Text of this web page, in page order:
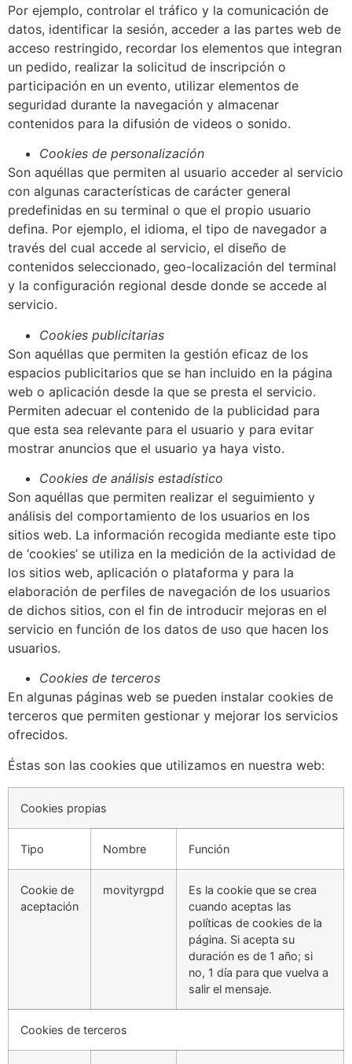
Por ejemplo, controlar el tráfico y la comunicación de
datos, identificar la sesión, acceder a las partes web de
acceso restringido, recordar los elementos que integran
un pedido, realizar la solicitud de inscripción o
participación en un evento, utilizar elementos de
seguridad durante la navegación y almacenar
contenidos para la difusión de videos o sonido.
Cookies de personalización
Son aquéllas que permiten al usuario acceder al servicio
con algunas características de carácter general
predefinidas en su terminal o que el propio usuario
defina. Por ejemplo, el idioma, el tipo de navegador a
través del cual accede al servicio, el diseño de
contenidos seleccionado, geo-localización del terminal
y la configuración regional desde donde se accede al
servicio.
Cookies publicitarias
Son aquéllas que permiten la gestión eficaz de los
espacios publicitarios que se han incluido en la página
web o aplicación desde la que se presta el servicio.
Permiten adecuar el contenido de la publicidad para
que esta sea relevante para el usuario y para evitar
mostrar anuncios que el usuario ya haya visto.
Cookies de análisis estadístico
Son aquéllas que permiten realizar el seguimiento y
análisis del comportamiento de los usuarios en los
sitios web. La información recogida mediante este tipo
de ‘cookies’ se utiliza en la medición de la actividad de
los sitios web, aplicación o plataforma y para la
elaboración de perfiles de navegación de los usuarios
de dichos sitios, con el fin de introducir mejoras en el
servicio en función de los datos de uso que hacen los
usuarios.
Cookies de terceros
En algunas páginas web se pueden instalar cookies de
terceros que permiten gestionar y mejorar los servicios
ofrecidos.
Éstas son las cookies que utilizamos en nuestra web:
Cookies propias
Tipo Nombre Función
Cookie de
aceptación
movityrgpd
Es la cookie que se crea
cuando aceptas las
políticas de cookies de la
página. Si acepta su
duración es de 1 año; si
no, 1 día para que vuelva a
salir el mensaje.
Cookies de terceros